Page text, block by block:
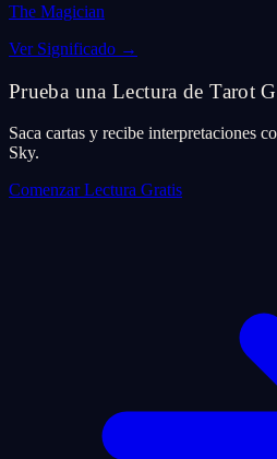
The Magician
Ver Significado →
Prueba una Lectura de Tarot
Saca cartas y recibe interpretaciones
Sky.
Comenzar Lectura Gratis